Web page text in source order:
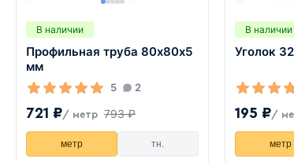
В наличии
Профильная труба 80х80х5
мм
5 2
721 ₽/ метр 793 ₽
метр тн.
В наличии
Уголок
195 ₽/
метр